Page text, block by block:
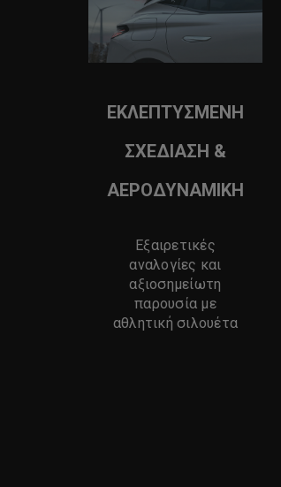
ΕΚΛΕΠΤΥΣΜΕΝΗ
ΣΧΕΔΙΑΣΗ &
ΑΕΡΟΔΥΝΑΜΙΚΗ
Εξαιρετικές
αναλογίες και
αξιοσημείωτη
παρουσία με
αθλητική σιλουέτα